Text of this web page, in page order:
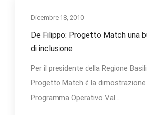
Dicembre 18, 2010
De Filippo: Progetto Match una
di inclusione
Per il presidente della Regione
Progetto Match è la dimostrazione
Programma Operativo Val...